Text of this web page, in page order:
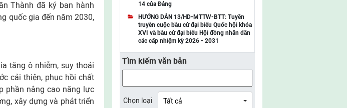
Thành đã ký ban hành
quốc gia đến năm 2030,
tăng ô nhiễm, suy thoái
cải thiện, phục hồi chất
phần nâng cao năng lực
xây dựng và phát triển
UBMTTQ Việt Nam tỉnh Điện Biên
UBMTTQ Việt Nam tỉnh Sơn La
UBMTTQ Việt Nam tỉnh Thanh Hóa
UBMTTQ Việt Nam tỉnh Nghệ An
14 của Đảng
HƯỚNG DẪN 13/HD-MTTW-BTT: Tuyên
truyền cuộc bầu cử đại biểu Quốc hội khóa
XVI và bầu cử đại biểu Hội đồng nhân dân
các cấp nhiệm kỳ 2026 - 2031
Tìm kiếm văn bản
Chọn loại